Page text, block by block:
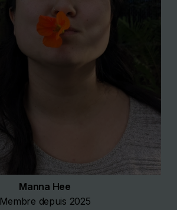
Manna Hee
Membre depuis 2025